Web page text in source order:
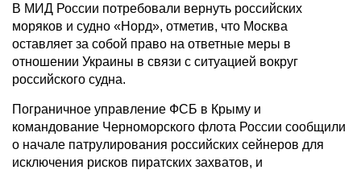
В МИД России потребовали вернуть российских
моряков и судно «Норд», отметив, что Москва
оставляет за собой право на ответные меры в
отношении Украины в связи с ситуацией вокруг
российского судна.
Пограничное управление ФСБ в Крыму и
командование Черноморского флота России сообщили
о начале патрулирования российских сейнеров для
исключения рисков пиратских захватов, и